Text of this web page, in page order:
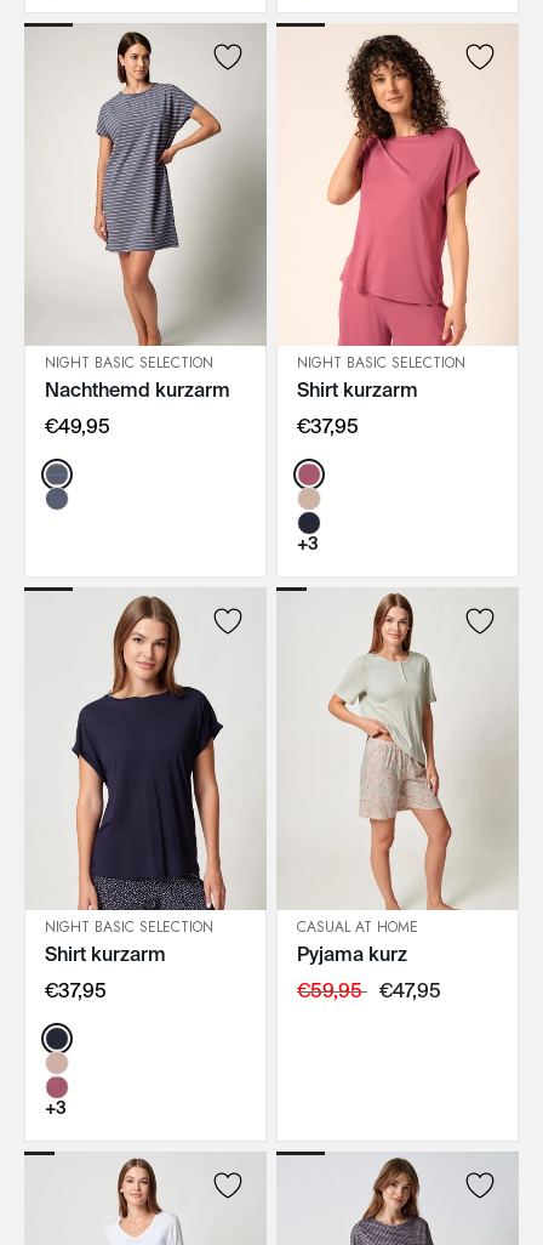
IN DEN WARENKORB
NIGHT BASIC SELECTION
Nachthemd kurzarm
€49,95
Color:
IN DEN WARENKORB
NIGHT BASIC SELECTION
Shirt kurzarm
€37,95
Color:
+3
IN DEN WARENKORB
NIGHT BASIC SELECTION
Shirt kurzarm
€37,95
Color:
+3
IN DEN WARENKORB
CASUAL AT HOME
Pyjama kurz
€59,95 €47,95